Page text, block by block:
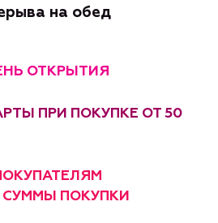
на обед
ОТКРЫТИЯ
ПРИ ПОКУПКЕ ОТ 50
ПОКУПКИ